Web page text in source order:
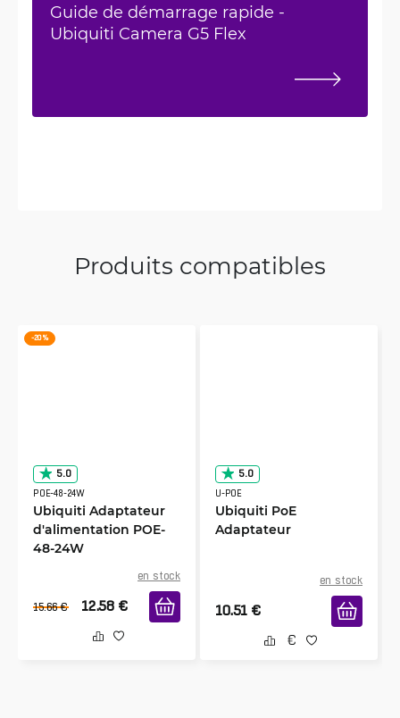
Guide de démarrage rapide -
Ubiquiti Camera G5 Flex
Produits compatibles
-20 %
5.0
POE-48-24W
Ubiquiti Adaptateur
d'alimentation POE-
48-24W
en stock
15.66 € 12.58 €
5.0
U-POE
Ubiquiti PoE
Adaptateur
en stock
10.51 €